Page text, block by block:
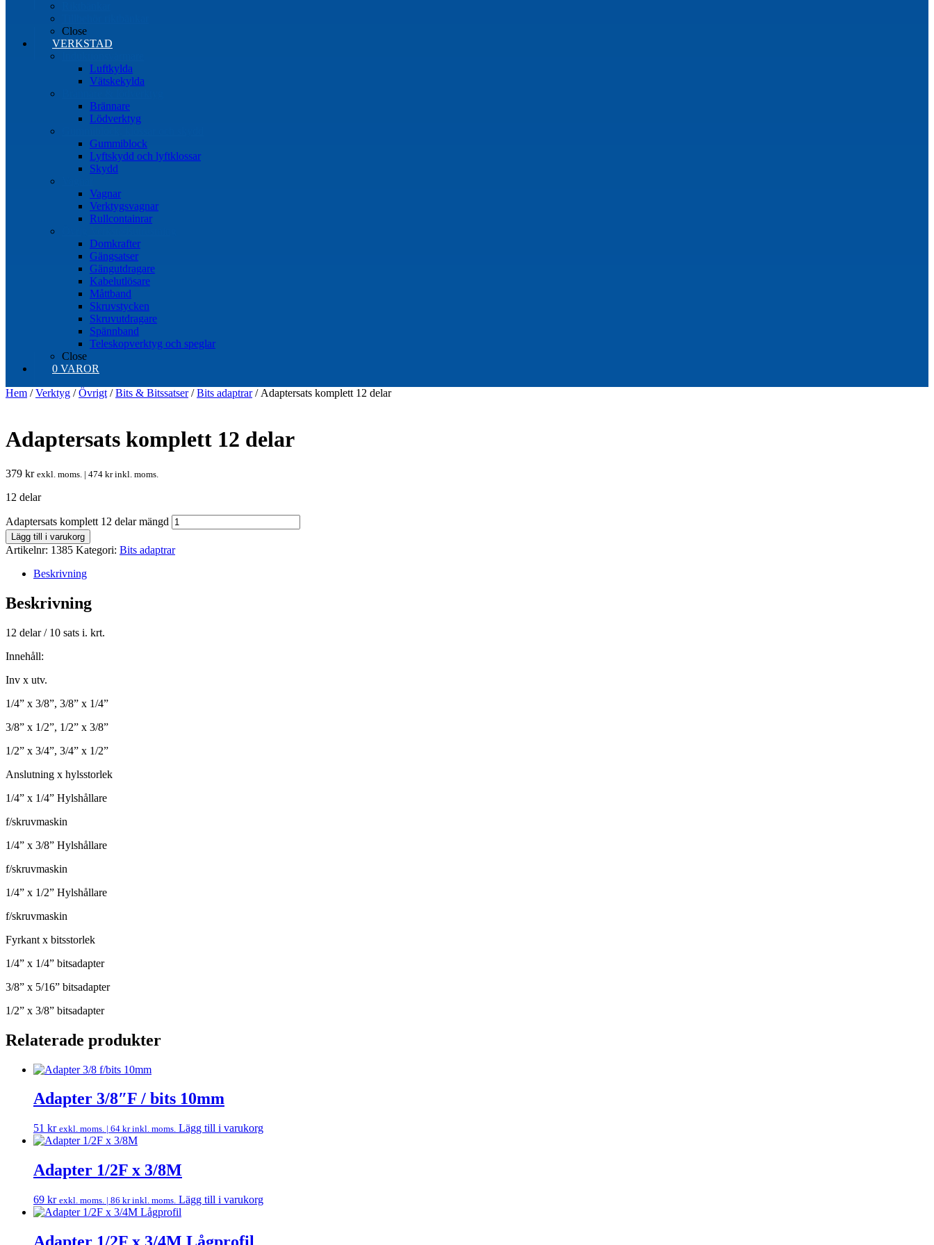
Close
VERKSTAD
Luftkylda
Vätskekylda
Brännare
Lödverktyg
Gummiblock
Lyftskydd och lyftklossar
Skydd
Vagnar
Verktygsvagnar
Rullcontainrar
Domkrafter
Gängsatser
Gängutdragare
Kabelutlösare
Måttband
Skruvstycken
Skruvutdragare
Spännband
Teleskopverktyg och speglar
Close
0 VAROR
Hem /Verktyg /Övrigt /Bits & Bitssatser/Bits adaptrar/ Adaptersats komplett 12 delar
Adaptersats komplett 12 delar
379 kr exkl. moms. | 474 krinkl. moms.
12 delar
Adaptersats komplett 12 delar mängd
Lägg till i varukorg
Artikelnr: 1385 Kategori: Bits adaptrar
Beskrivning
Beskrivning
12 delar / 10 sats i. krt.
Innehåll:
Inv x utv.
1/4” x 3/8”, 3/8” x 1/4”
3/8” x 1/2”, 1/2” x 3/8”
1/2” x 3/4”, 3/4” x 1/2”
Anslutning x hylsstorlek
1/4” x 1/4” Hylshållare
f/skruvmaskin
1/4” x 3/8” Hylshållare
f/skruvmaskin
1/4” x 1/2” Hylshållare
f/skruvmaskin
Fyrkant x bitsstorlek
1/4” x 1/4” bitsadapter
3/8” x 5/16” bitsadapter
1/2” x 3/8” bitsadapter
Relaterade produkter
Adapter 3/8″F / bits 10mm
51 kr exkl. moms. | 64 krinkl. moms. Lägg till i varukorg
Adapter 1/2F x 3/8M
69 kr exkl. moms. | 86 krinkl. moms. Lägg till i varukorg